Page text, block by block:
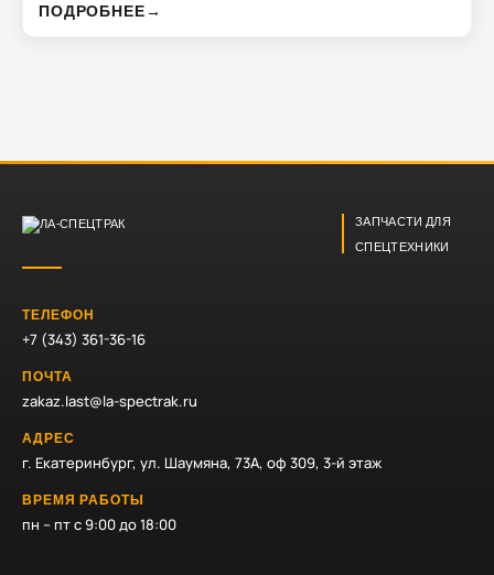
ПОДРОБНЕЕ→
ЗАПЧАСТИ ДЛЯ
СПЕЦТЕХНИКИ
ТЕЛЕФОН
+7 (343) 361-36-16
ПОЧТА
zakaz.last@la-spectrak.ru
АДРЕС
г. Екатеринбург, ул. Шаумяна, 73А, оф 309, 3-й этаж
ВРЕМЯ РАБОТЫ
пн – пт с 9:00 до 18:00